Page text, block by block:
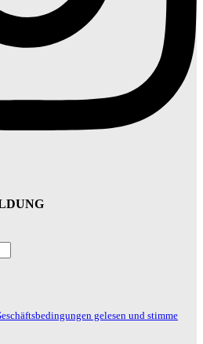
gelesen und stimme